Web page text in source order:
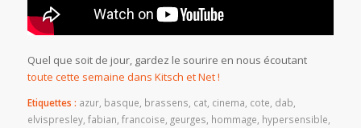
Quel que soit de jour, gardez le sourire en nous écoutant
toute cette semaine dans Kitsch et Net !
Etiquettes : azur, basque brassens cat, cinema cote dab
elvispresley, fabian francoise geurges hommage hypersensible